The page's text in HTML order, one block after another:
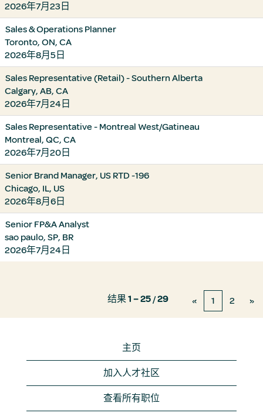
2026年7月23日
Sales & Operations Planner
Toronto, ON, CA
2026年8月5日
Sales Representative (Retail) - Southern Alberta
Calgary, AB, CA
2026年7月24日
Sales Representative - Montreal West/Gatineau
Montreal, QC, CA
2026年7月20日
Senior Brand Manager, US RTD -196
Chicago, IL, US
2026年8月6日
Senior FP&A Analyst
sao paulo, SP, BR
2026年7月24日
结果1 – 25/29 « 1 2 »
主页
加入人才社区
查看所有职位